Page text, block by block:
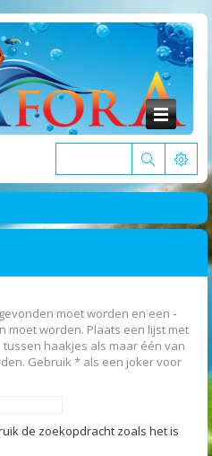
moet worden en een -
moet worden. Plaats een lijst met
tussen haakjes als maar één van
Gebruik * als een joker voor
de zoekopdracht zoals het is